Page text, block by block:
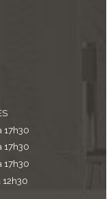
17h30
17h30
17h30
12h30